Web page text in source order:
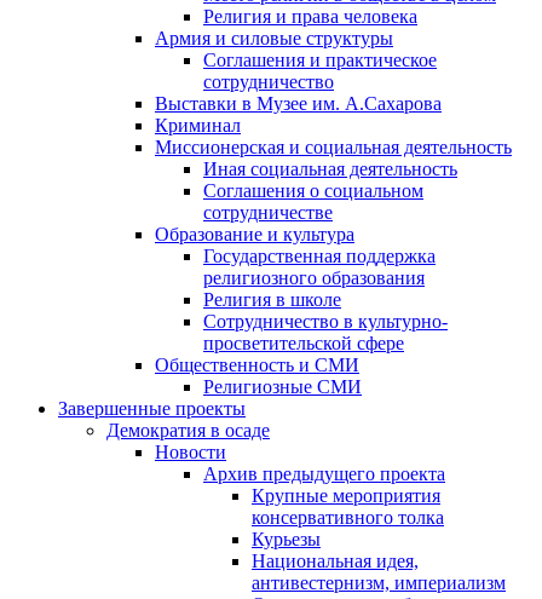
Религия и права человека
Армия и силовые структуры
Соглашения и практическое
сотрудничество
Выставки в Музее им. А.Сахарова
Криминал
Миссионерская и социальная деятельность
Иная социальная деятельность
Соглашения о социальном
сотрудничестве
Образование и культура
Государственная поддержка
религиозного образования
Религия в школе
Сотрудничество в культурно-
просветительской сфере
Общественность и СМИ
Религиозные СМИ
Завершенные проекты
Демократия в осаде
Новости
Архив предыдущего проекта
Крупные мероприятия
консервативного толка
Курьезы
Национальная идея,
антивестернизм, империализм